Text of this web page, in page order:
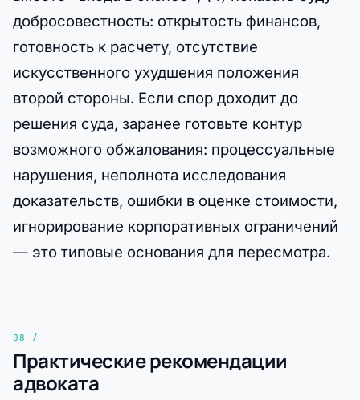
добросовестность: открытость финансов,
готовность к расчету, отсутствие
искусственного ухудшения положения
второй стороны. Если спор доходит до
решения суда, заранее готовьте контур
возможного обжалования: процессуальные
нарушения, неполнота исследования
доказательств, ошибки в оценке стоимости,
игнорирование корпоративных ограничений
— это типовые основания для пересмотра.
Практические рекомендации
адвоката